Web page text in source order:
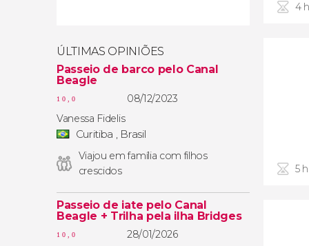
ÚLTIMAS OPINIÕES
Passeio de barco pelo Canal
Beagle
10,0
08/12/2023
Vanessa Fidelis
Curitiba , Brasil
Viajou em família com filhos
crescidos
Passeio de iate pelo Canal
Beagle + Trilha pela ilha Bridges
10,0
28/01/2026
4
5